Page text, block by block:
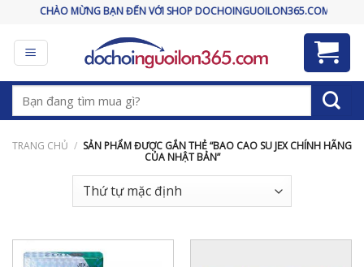
content
CHÀO MỪNG BẠN ĐẾN VỚI SHOP DOCHOINGUOILON365.COM
Tìm
kiếm:
TRANG CHỦ / SẢN PHẨM ĐƯỢC GẮN THẺ “BAO CAO SU JEX CHÍNH HÃNG
CỦA NHẬT BẢN”